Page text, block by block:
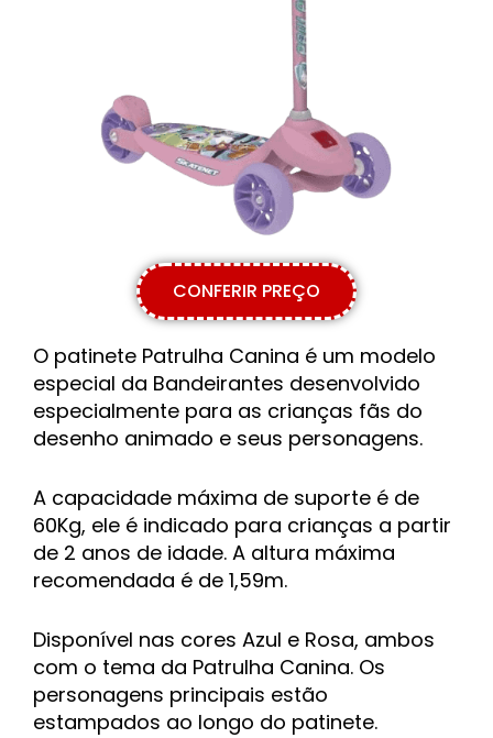
CONFERIR PREÇO
O patinete Patrulha Canina é um modelo
especial da Bandeirantes desenvolvido
especialmente para as crianças fãs do
desenho animado e seus personagens.
A capacidade máxima de suporte é de
60Kg, ele é indicado para crianças a partir
de 2 anos de idade. A altura máxima
recomendada é de 1,59m.
Disponível nas cores Azul e Rosa, ambos
com o tema da Patrulha Canina. Os
personagens principais estão
estampados ao longo do patinete.